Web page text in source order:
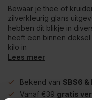
Bewaar je thee of
zilverkleurig glans
hebben dit blikje in
heeft een binnen deksel
kilo in
Lees meer
Bekend van SBS6 &
Vanaf €39 gratis